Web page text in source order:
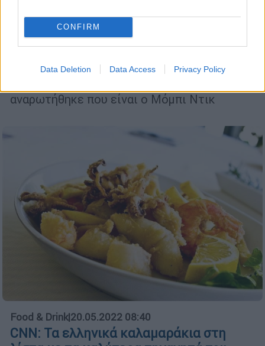
CONFIRM
Data Deletion Data Access Privacy Policy
παραλία του Κέιπ Τάουν - Δείτε
εντυπωσιακές εικόνες
μυστηριώδες πλάσμα μοιράστηκε
αναρωτήθηκε που είναι ο Μόμπι Ντικ
Food & Drink|20.05.2022 08:40
CNN: Τα ελληνικά καλαμαράκια στη